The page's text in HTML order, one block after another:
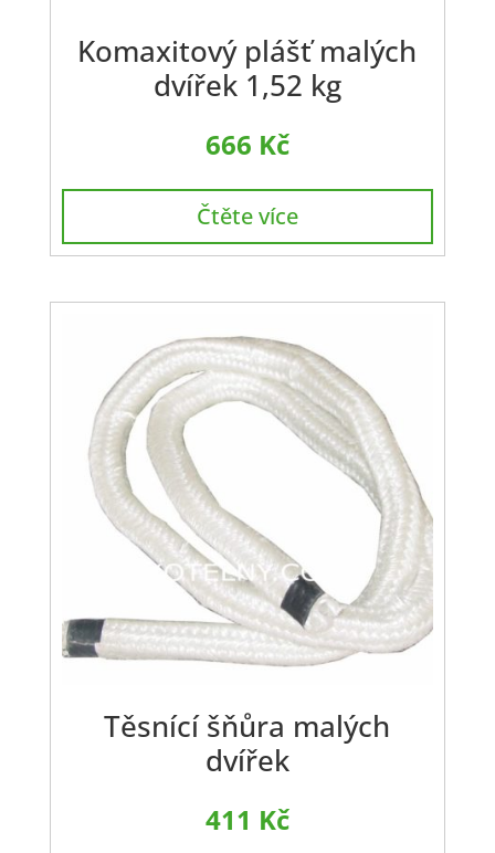
Komaxitový plášť malých
dvířek 1,52 kg
666 Kč
Čtěte více
Těsnící šňůra malých
dvířek
411 Kč